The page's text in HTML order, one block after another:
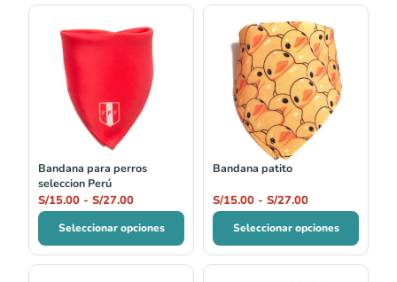
Bandana para perros
seleccion Perú
S/15.00 - S/27.00
de
precios:
desde
S/15.00
hasta
Seleccionar opciones
Bandana patito
S/15.00 - S/27.00
de
precios:
desde
S/15.00
hasta
S/27.00
Seleccionar opciones